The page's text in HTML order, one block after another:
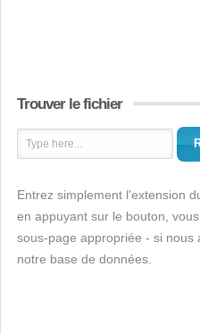
Trouver le fichier
Entrez simplement l'extension
en appuyant sur le bouton,
sous-page appropriée - si nous
notre base de données.